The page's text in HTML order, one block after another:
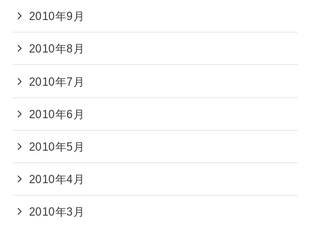
2010年9月
2010年8月
2010年7月
2010年6月
2010年5月
2010年4月
2010年3月